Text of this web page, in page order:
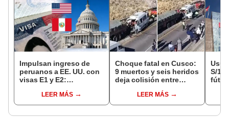
Impulsan ingreso de
peruanos a EE. UU. con
visas E1 y E2:
pymes serían los más
beneficiados
LEER MÁS
Choque fatal en Cusco:
9 muertos y seis heridos
deja colisión entre
EspinarLEER MÁS
S/